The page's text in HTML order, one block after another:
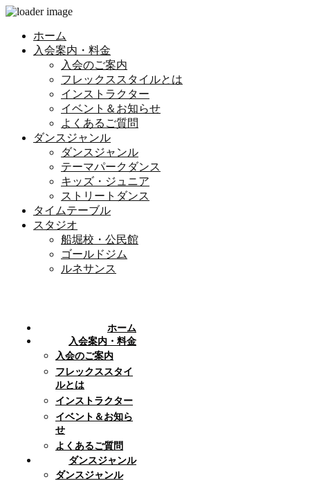
ホーム
入会案内・料金
入会のご案内
フレックススタイルとは
インストラクター
イベント＆お知らせ
よくあるご質問
ダンスジャンル
ダンスジャンル
テーマパークダンス
キッズ・ジュニア
ストリートダンス
タイムテーブル
スタジオ
船堀校・公民館
ゴールドジム
ルネサンス
ホーム
入会案内・料金
入会のご案内
フレックススタイ
ルとは
インストラクター
イベント＆お知ら
せ
よくあるご質問
ダンスジャンル
ダンスジャンル